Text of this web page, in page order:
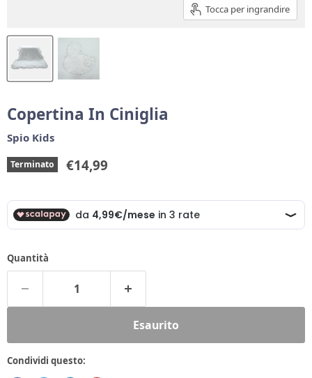
Tocca per ingrandire
Copertina In Ciniglia
Spio Kids
Terminato Prezzo corrente
€14,99
Quantità
Esaurito
Condividi questo: